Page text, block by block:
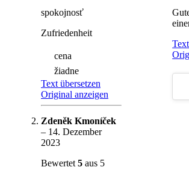
spokojnosť
Zufriedenheit
cena
žiadne
Text übersetzen
Original anzeigen
Zdeněk Kmoníček
– 14. Dezember
2023
Bewertet 5 aus 5